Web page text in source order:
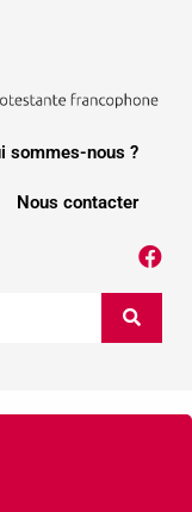
sommes-nous ?
Nous contacter